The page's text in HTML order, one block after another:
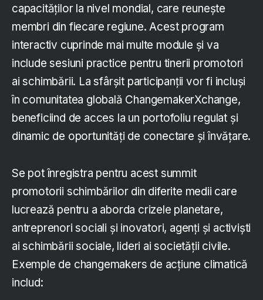
capacităților la nivel mondial, care reunește
membri din fiecare regiune. Acest program
interactiv cuprinde mai multe module și va
include sesiuni practice pentru tinerii promotori
ai schimbării. La sfârșit participanții vor fi incluși
în comunitatea globală ChangemakerXchange,
beneficiind de acces la un portofoliu regulat și
dinamic de oportunități de conectare și învățare.
Se pot înregistra pentru acest summit
promotorii schimbărilor din diferite medii care
lucrează pentru a aborda crizele planetare,
antreprenori sociali și inovatori, agenți și activiști
ai schimbării sociale, lideri ai societății civile.
Exemple de changemakers de acțiune climatică
includ: